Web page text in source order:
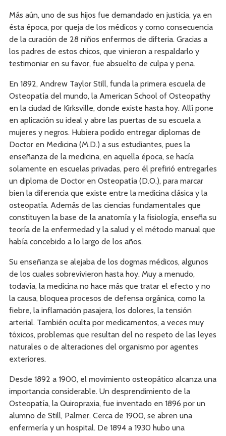
Más aún, uno de sus hijos fue demandado en justicia, ya en
ésta época, por queja de los médicos y como consecuencia
de la curación de 28 niños enfermos de difteria. Gracias a
los padres de estos chicos, que vinieron a respaldarlo y
testimoniar en su favor, fue absuelto de culpa y pena.
En 1892, Andrew Taylor Still, funda la primera escuela de
Osteopatía del mundo, la American School of Osteopathy
en la ciudad de Kirksville, donde existe hasta hoy. Allí pone
en aplicación su ideal y abre las puertas de su escuela a
mujeres y negros. Hubiera podido entregar diplomas de
Doctor en Medicina (M.D.) a sus estudiantes, pues la
enseñanza de la medicina, en aquella época, se hacía
solamente en escuelas privadas, pero él prefirió entregarles
un diploma de Doctor en Osteopatía (D.O.), para marcar
bien la diferencia que existe entre la medicina clásica y la
osteopatía. Además de las ciencias fundamentales que
constituyen la base de la anatomía y la fisiología, enseña su
teoría de la enfermedad y la salud y el método manual que
había concebido a lo largo de los años.
Su enseñanza se alejaba de los dogmas médicos, algunos
de los cuales sobrevivieron hasta hoy. Muy a menudo,
todavía, la medicina no hace más que tratar el efecto y no
la causa, bloquea procesos de defensa orgánica, como la
fiebre, la inflamación pasajera, los dolores, la tensión
arterial. También oculta por medicamentos, a veces muy
tóxicos, problemas que resultan del no respeto de las leyes
naturales o de alteraciones del organismo por agentes
exteriores.
Desde 1892 a 1900, el movimiento osteopático alcanza una
importancia considerable. Un desprendimiento de la
Osteopatía, la Quiropraxia, fue inventado en 1896 por un
alumno de Still, Palmer. Cerca de 1900, se abren una
enfermería y un hospital. De 1894 a 1930 hubo una